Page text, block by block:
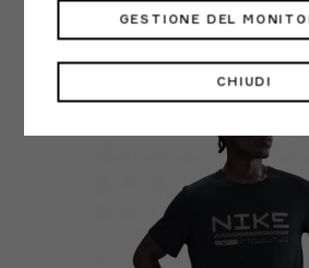
CHIUDI
GESTIONE DEL